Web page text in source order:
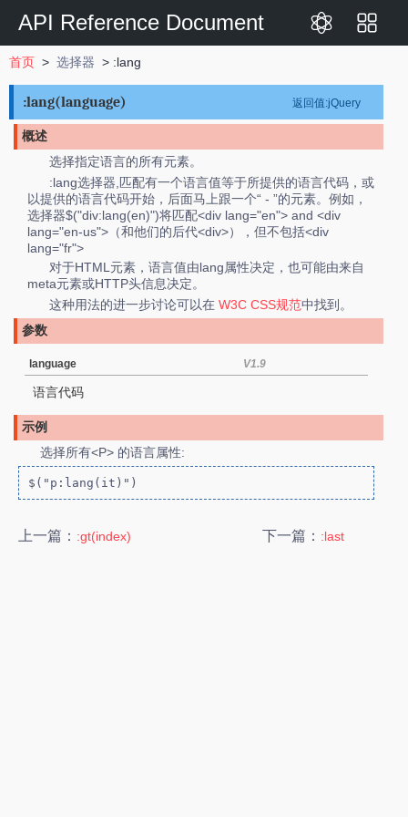
API Reference Document
首页 > 选择器 > :lang
返回值:jQuery
:lang(language)
概述
选择指定语言的所有元素。
:lang选择器,匹配有一个语言值等于所提供的语言代码，或
以提供的语言代码开始，后面马上跟一个“ - ”的元素。例如，
选择器$("div:lang(en)")将匹配<div lang="en"> and <div
lang="en-us">（和他们的后代<div>），但不包括<div
lang="fr">
对于HTML元素，语言值由lang属性决定，也可能由来自
meta元素或HTTP头信息决定。
这种用法的进一步讨论可以在 W3C CSS规范中找到。
参数
language V1.9
语言代码
示例
选择所有<P> 的语言属性:
$("p:lang(it)")
上一篇： :gt(index) 下一篇： :last